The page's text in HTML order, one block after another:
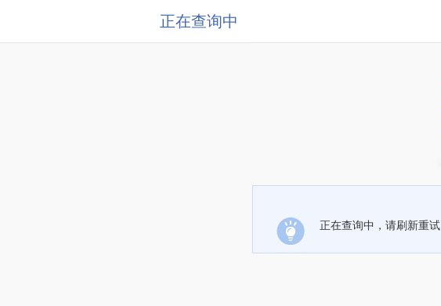
正在查询中
正在查询中，请刷新重试